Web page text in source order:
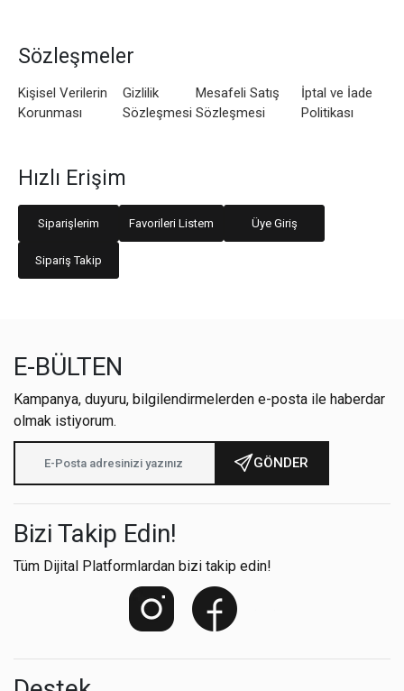
Sözleşmeler
Kişisel Verilerin
Korunması
Gizlilik
Sözleşmesi
Mesafeli Satış
Sözleşmesi
İptal ve İade
Politikası
Hızlı Erişim
Siparişlerim Favorileri Listem Üye Giriş
Sipariş Takip
E-BÜLTEN
Kampanya, duyuru, bilgilendirmelerden e-posta ile haberdar
olmak istiyorum.
GÖNDER
Bizi Takip Edin!
Tüm Dijital Platformlardan bizi takip edin!